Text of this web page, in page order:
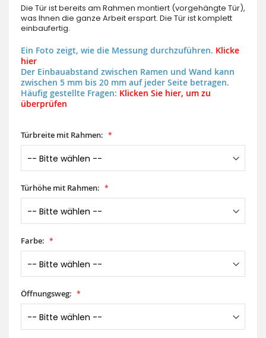
Die Tür ist bereits am Rahmen montiert (vorgehängte Tür),
was Ihnen die ganze Arbeit erspart. Die Tür ist komplett
einbaufertig.
Ein Foto zeigt, wie die Messung durchzuführen. Klicke
hier
Der Einbauabstand zwischen Ramen und Wand kann
zwischen 5 mm bis 20 mm auf jeder Seite betragen.
Häufig gestellte Fragen: Klicken Sie hier, um zu
überprüfen
Türbreite mit Rahmen:
Türhöhe mit Rahmen:
Farbe:
Öffnungsweg: